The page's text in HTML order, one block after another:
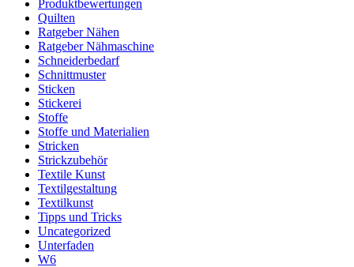
Produktbewertungen
Quilten
Ratgeber Nähen
Ratgeber Nähmaschine
Schneiderbedarf
Schnittmuster
Sticken
Stickerei
Stoffe
Stoffe und Materialien
Stricken
Strickzubehör
Textile Kunst
Textilgestaltung
Textilkunst
Tipps und Tricks
Uncategorized
Unterfaden
W6